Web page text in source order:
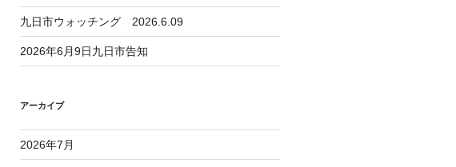
九日市ウォッチング 2026.6.09
2026年6月9日九日市告知
アーカイブ
2026年7月